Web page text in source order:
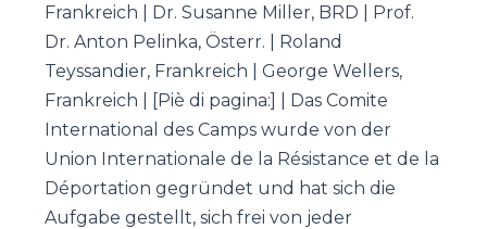
Frankreich | Dr. Susanne Miller, BRD | Prof.
Dr. Anton Pelinka, Österr. | Roland
Teyssandier, Frankreich | George Wellers,
Frankreich | [Piè di pagina:] | Das Comite
International des Camps wurde von der
Union Internationale de la Résistance et de la
Déportation gegründet und hat sich die
Aufgabe gestellt, sich frei von jeder